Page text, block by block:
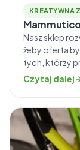
KREATYWNA
Nasz sklep
żeby oferta
tych, którzy
się na
stworzyliśmy
klocki
do zabawy
Czytaj dalej